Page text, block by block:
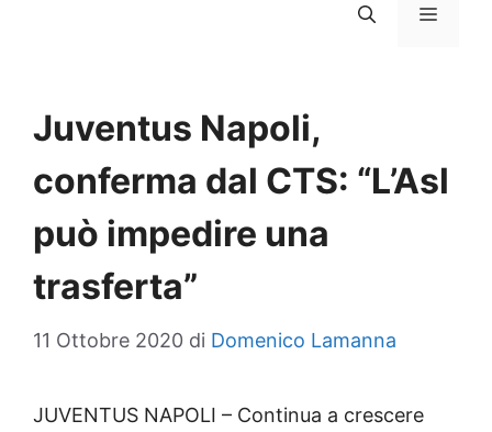
MENU
Juventus Napoli,
conferma dal CTS: “L’Asl
può impedire una
trasferta”
11 Ottobre 2020 di Domenico Lamanna
JUVENTUS NAPOLI – Continua a crescere